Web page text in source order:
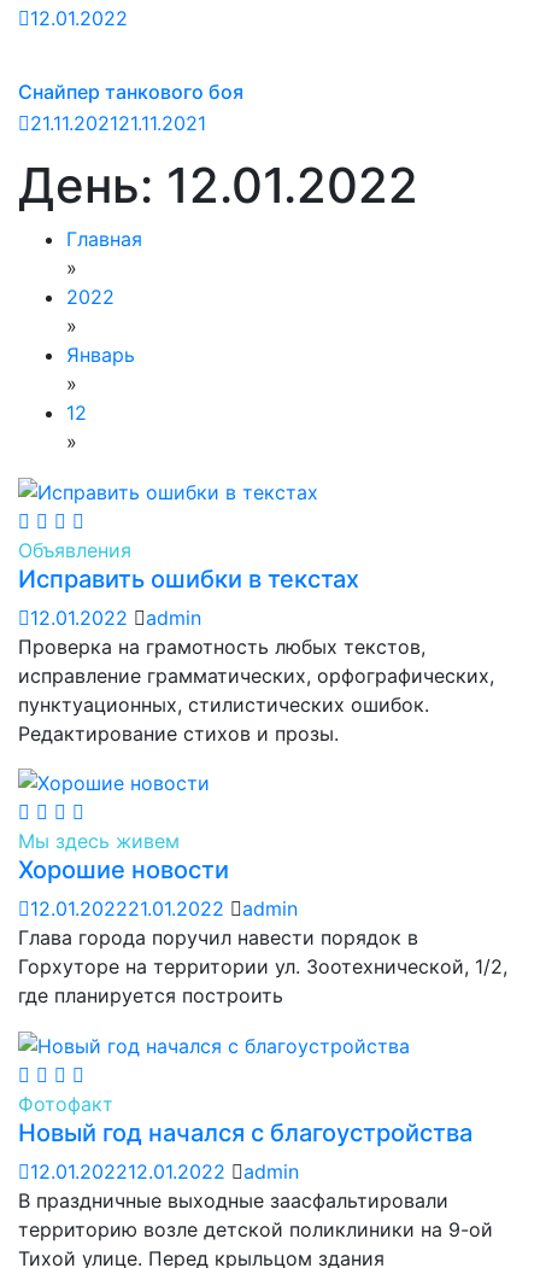
12.01.2022
Снайпер танкового боя
21.11.202121.11.2021
День: 12.01.2022
Главная
»
2022
»
Январь
»
12
»
Объявления
Исправить ошибки в текстах
12.01.2022
admin
Проверка на грамотность любых текстов,
исправление грамматических, орфографических,
пунктуационных, стилистических ошибок.
Редактирование стихов и прозы.
Мы здесь живем
Хорошие новости
12.01.202221.01.2022
admin
Глава города поручил навести порядок в
Горхуторе на территории ул. Зоотехнической, 1/2,
где планируется построить
Фотофакт
Новый год начался с благоустройства
12.01.202212.01.2022
admin
В праздничные выходные заасфальтировали
территорию возле детской поликлиники на 9-ой
Тихой улице. Перед крыльцом здания